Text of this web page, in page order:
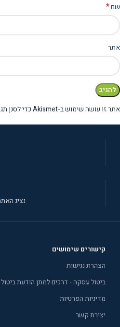
שם*
אתר
אתר זו עושה שימוש ב-Akismet כדי לסנן תגובות זבל.
נציג
קישורים שימושים
הצהרת נגישות
ביטול עסקה - דרכים למתן הודעת ביטול
מדיניות הפרטיות
יצירת קשר